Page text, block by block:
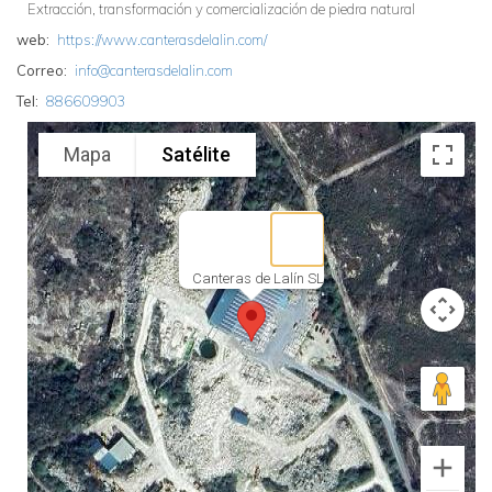
Extracción, transformación y comercialización de piedra natural
web
https://www.canterasdelalin.com/
Correo
info@canterasdelalin.com
Tel
886609903
Canteras de Lalín SL
Mapa Satélite